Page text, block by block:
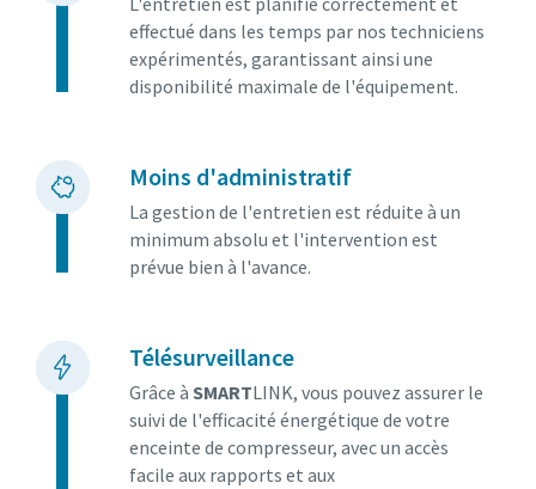
effectué dans les temps par nos techniciens
expérimentés, garantissant ainsi une
disponibilité maximale de l'équipement.
Moins d'administratif
La gestion de l'entretien est réduite à un
minimum absolu et l'intervention est
prévue bien à l'avance.
Télésurveillance
Grâce à SMARTLINK, vous pouvez assurer le
suivi de l'efficacité énergétique de votre
enceinte de compresseur, avec un accès
facile aux rapports et aux